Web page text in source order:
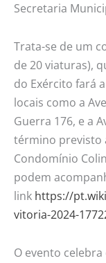
Secretaria
Trata-se de um
de 20 viaturas),
do Exército fará
locais como a
Guerra 176, e a
término previsto
Condomínio
podem
link https://
vitoria-2024-
O evento